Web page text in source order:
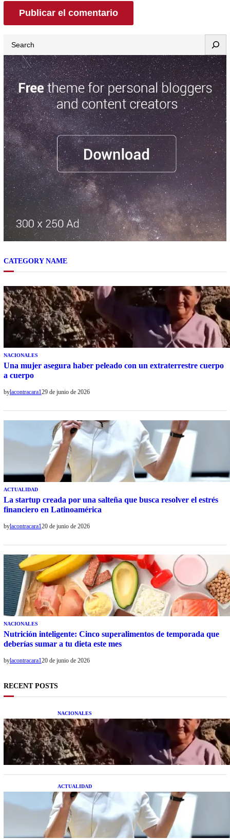
CATEGORY NAME
NACIONALES
Una mujer asegura haber peleado con un extraterrestre cuerpo
a cuerpo
bylacontracara129 de junio de 2026
ACTUALIDAD
La startup creada por una salteña que busca resolver el estrés
financiero en Latinoamérica
bylacontracara120 de junio de 2026
NACIONALES
Nutrición inteligente: Cinco superalimentos de temporada que
deberías sumar a tu dieta este mes
bylacontracara120 de junio de 2026
RECENT POSTS
NACIONALES
Una mujer asegura haber peleado con un
extraterrestre cuerpo a cuerpo
ACTUALIDAD
La startup creada por una salteña que busca
resolver el estrés financiero en Latinoamérica